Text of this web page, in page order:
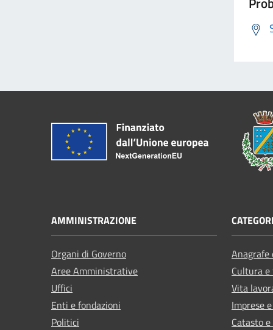
AMMINISTRAZIONE
Organi di Governo
Aree Amministrative
Uffici
Enti e fondazioni
Politici
Cultura
Vita
Imprese
Catasto